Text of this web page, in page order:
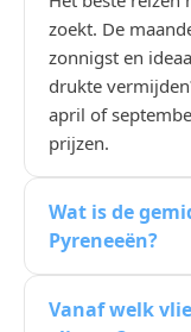
zoekt. De
zonnigst en
drukte
april of
prijzen.
Wat is de
Pyreneeën?
zomermaanden
Vanaf welk